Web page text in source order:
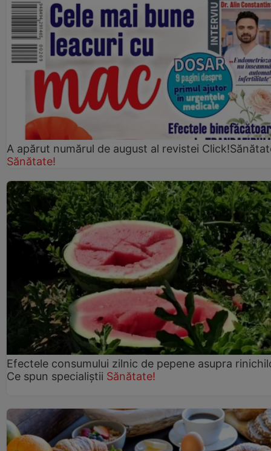
A apărut numărul de august al revistei
Sănătate!
Efectele consumului zilnic de pepene asupra
Ce spun specialiștii Sănătate!